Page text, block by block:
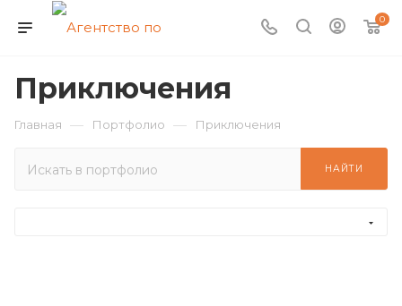
0
Приключения
Главная — Портфолио — Приключения
НАЙТИ